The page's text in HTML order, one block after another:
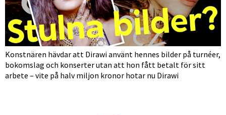
Konstnären hävdar att Dirawi använt hennes bilder på turnéer,
bokomslag och konserter utan att hon fått betalt för sitt
arbete – vite på halv miljon kronor hotar nu Dirawi